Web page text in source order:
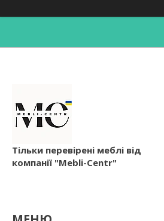
Тільки перевірені меблі від
компанії "Mebli-Centr"